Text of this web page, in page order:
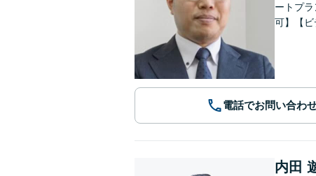
ートプ
可】【ビ
電話でお問い合わ
内田